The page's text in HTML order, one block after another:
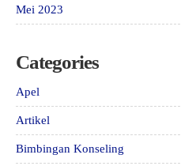
Mei 2023
Categories
Apel
Artikel
Bimbingan Konseling